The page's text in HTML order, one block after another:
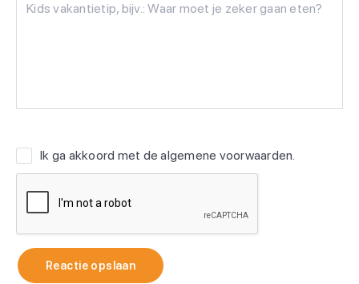
Ik ga akkoord met dealgemene voorwaarden.
Reactie opslaan